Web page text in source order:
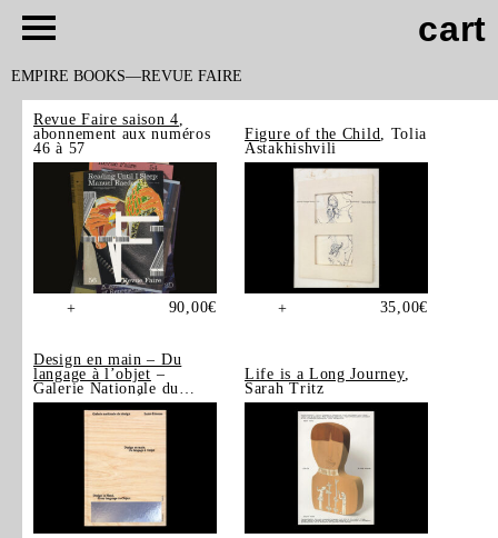
cart
EMPIRE BOOKS REVUE FAIRE
Revue Faire saison 4
abonnement aux numéros
46 à 57
+ 90,00€
Figure of the Child
, Tolia
Astakhishvili
+ 35,00€
Design en main – Du
langage à l’objet –
Galerie Nationale du
Design, Saint-Étienne
Life is a Long Journey,
Sarah Tritz